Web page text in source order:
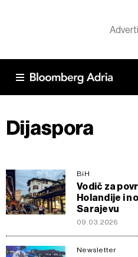
Dijaspora
BiH
Vodič za
Holandije i
Sarajevu
09.03.2026
Newsletter